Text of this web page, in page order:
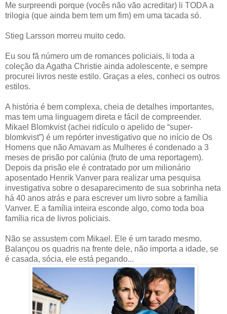
Me surpreendi porque (vocês não vão acreditar) li TODA a
trilogia (que ainda bem tem um fim) em uma tacada só.
Stieg Larsson morreu muito cedo.
Eu sou fã número um de romances policiais, li toda a
coleção da Agatha Christie ainda adolescente, e sempre
procurei livros neste estilo. Graças a eles, conheci os outros
estilos.
A história é bem complexa, cheia de detalhes importantes,
mas tem uma linguagem direta e fácil de compreender.
Mikael Blomkvist (achei ridículo o apelido de “super-
blomkvist”) é um repórter investigativo que no início de Os
Homens que não Amavam as Mulheres é condenado a 3
meses de prisão por calúnia (fruto de uma reportagem).
Depois da prisão ele é contratado por um milionário
aposentado Henrik Vanver para realizar uma pesquisa
investigativa sobre o desaparecimento de sua sobrinha neta
há 40 anos atrás e para escrever um livro sobre a família
Vanver. E a família inteira esconde algo, como toda boa
família rica de livros policiais.
Não se assustem com Mikael. Ele é um tarado mesmo.
Balançou os quadris na frente dele, não importa a idade, se
é casada, sócia, ele está pegando...